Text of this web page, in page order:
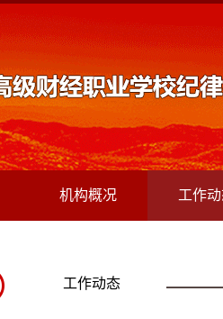
机构概况 工作
工作动态